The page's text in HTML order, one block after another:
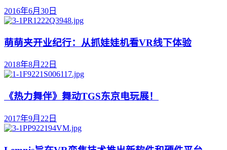
2016年6月30日
萌萌夹开业纪行：从抓娃娃机看VR线下体验
2018年8月22日
《热力舞伴》舞动TGS东京电玩展！
2017年9月22日